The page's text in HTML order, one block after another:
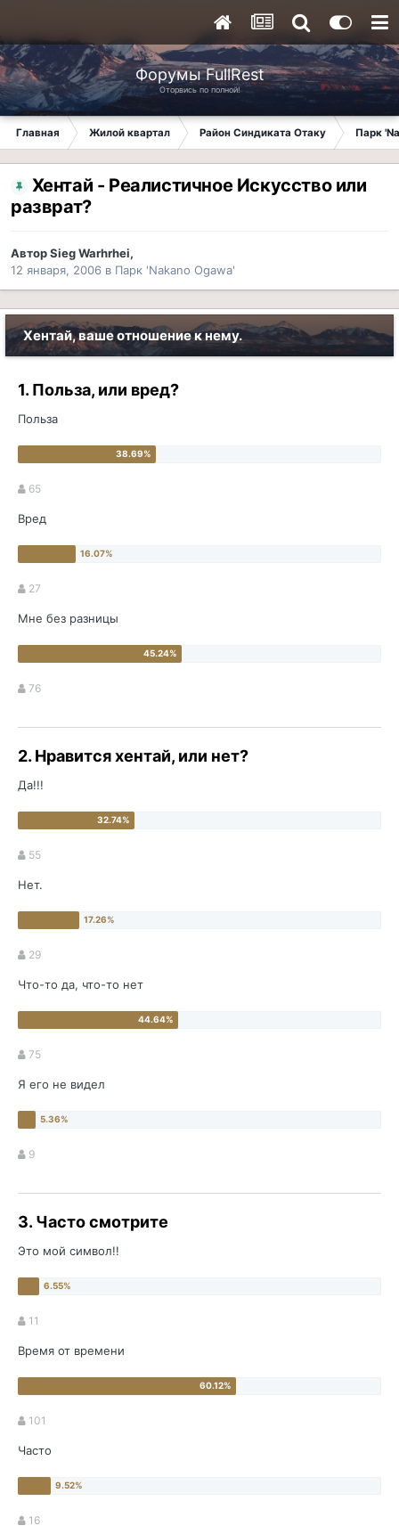
Форумы FullRest
Оторвись по полной!
Главная Жилой квартал Район Синдиката Отаку Парк
Хентай - Реалистичное Искусство или
разврат?
АвторSieg Warhrhei,
12 января, 2006 в Парк 'Nakano Ogawa'
Хентай, ваше отношение к нему.
1. Польза, или вред?
Польза
65
Вред
27
Мне без разницы
76
2. Нравится хентай, или нет?
Да!!!
55
Нет.
29
Что-то да, что-то нет
75
Я его не видел
9
3. Часто смотрите
Это мой символ!!
11
Время от времени
101
Часто
16